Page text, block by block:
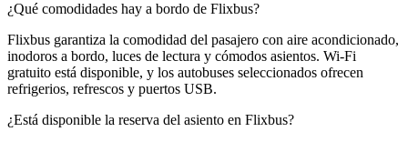
¿Qué comodidades hay a bordo de Flixbus?
Flixbus garantiza la comodidad del pasajero con aire acondicionado,
inodoros a bordo, luces de lectura y cómodos asientos. Wi-Fi
gratuito está disponible, y los autobuses seleccionados ofrecen
refrigerios, refrescos y puertos USB.
¿Está disponible la reserva del asiento en Flixbus?